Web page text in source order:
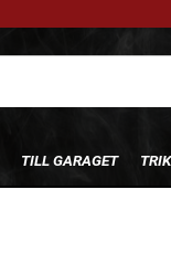
TILL GARAGET